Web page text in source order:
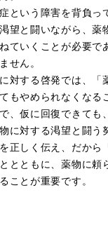
という障害を背負っ
望と闘いながら、薬
ていくことが必要で
せん。
対する啓発では、「
もやめられなくなる
、仮に回復できても
に対する渇望と闘う
正しく伝え、だから
とともに、薬物に頼
ことが重要です。